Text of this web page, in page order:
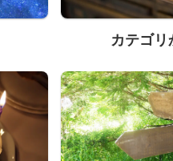
カテゴリ